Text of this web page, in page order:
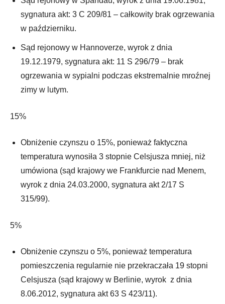
sygnatura akt: 3 C 209/81 – całkowity brak ogrzewania
w październiku.
Sąd rejonowy w Hannoverze, wyrok z dnia
19.12.1979, sygnatura akt: 11 S 296/79 – brak
ogrzewania w sypialni podczas ekstremalnie mroźnej
zimy w lutym.
15%
Obniżenie czynszu o 15%, ponieważ faktyczna
temperatura wynosiła 3 stopnie Celsjusza mniej, niż
umówiona (sąd krajowy we Frankfurcie nad Menem,
wyrok z dnia 24.03.2000, sygnatura akt 2/17 S
315/99).
5%
Obniżenie czynszu o 5%, ponieważ temperatura
pomieszczenia regularnie nie przekraczała 19 stopni
Celsjusza (sąd krajowy w Berlinie, wyrok z dnia
8.06.2012, sygnatura akt 63 S 423/11).